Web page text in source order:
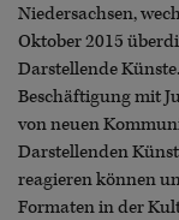
Niedersachsen,
Oktober 2015
Darstellende
Beschäftigung mit
von neuen
Darstellenden
reagieren können
Formaten in der